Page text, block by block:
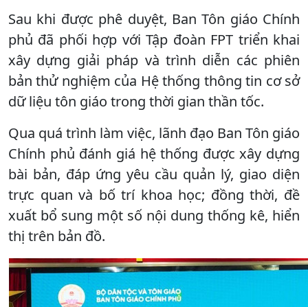
Sau khi được phê duyệt, Ban Tôn giáo Chính
phủ đã phối hợp với Tập đoàn FPT triển khai
xây dựng giải pháp và trình diễn các phiên
bản thử nghiệm của Hệ thống thông tin cơ sở
dữ liệu tôn giáo trong thời gian thần tốc.
Qua quá trình làm việc, lãnh đạo Ban Tôn giáo
Chính phủ đánh giá hệ thống được xây dựng
bài bản, đáp ứng yêu cầu quản lý, giao diện
trực quan và bố trí khoa học; đồng thời, đề
xuất bổ sung một số nội dung thống kê, hiển
thị trên bản đồ.